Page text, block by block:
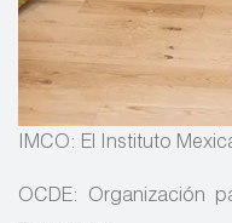
IMCO: El Instituto
OCDE: Organización